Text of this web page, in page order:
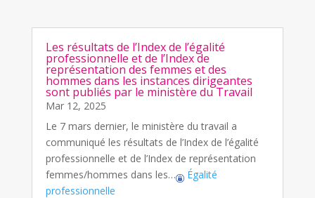
Les résultats de l’Index de l’égalité
professionnelle et de l’Index de
représentation des femmes et des
hommes dans les instances dirigeantes
sont publiés par le ministère du Travail
Mar 12, 2025
Le 7 mars dernier, le ministère du travail a
communiqué les résultats de l’Index de l’égalité
professionnelle et de l’Index de représentation
femmes/hommes dans les…
Égalité
professionnelle